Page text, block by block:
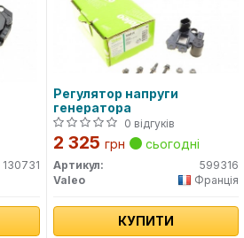
130731
Регулятор напруги
генератора
0 відгуків
2 325 грн сьогодні
Артикул:
599316
Valeo
Франція
КУПИТИ